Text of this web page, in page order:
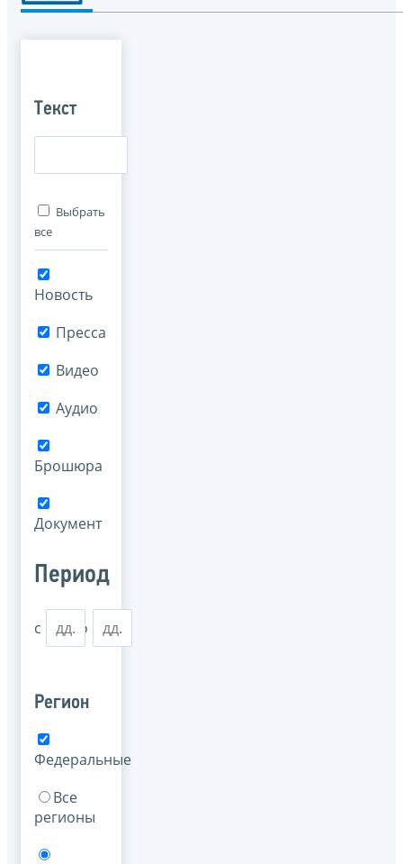
Текст
Выбрать
все
Новость
Пресса
Видео
Аудио
Брошюра
Документ
Период
с по
Регион
Федеральные
Все
регионы